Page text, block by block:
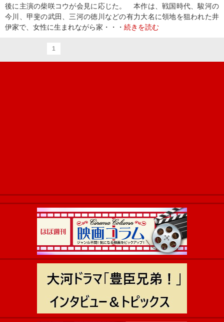
後に主演の柴咲コウが会見に応じた。 本作は、戦国時代、駿河の
今川、甲斐の武田、三河の徳川などの有力大名に領地を狙われた井
伊家で、女性に生まれながら家・・・ 続きを読む
1